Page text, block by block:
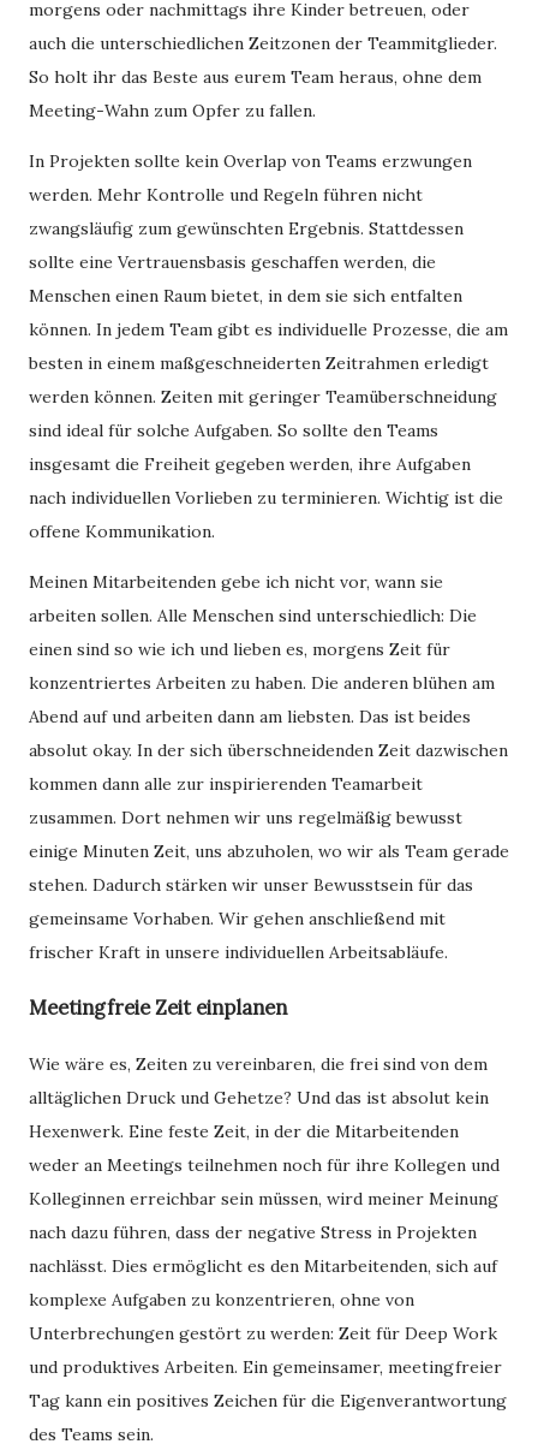
morgens oder nachmittags ihre Kinder betreuen, oder
auch die unterschiedlichen Zeitzonen der Teammitglieder.
So holt ihr das Beste aus eurem Team heraus, ohne dem
Meeting-Wahn zum Opfer zu fallen.
In Projekten sollte kein Overlap von Teams erzwungen
werden. Mehr Kontrolle und Regeln führen nicht
zwangsläufig zum gewünschten Ergebnis. Stattdessen
sollte eine Vertrauensbasis geschaffen werden, die
Menschen einen Raum bietet, in dem sie sich entfalten
können. In jedem Team gibt es individuelle Prozesse, die am
besten in einem maßgeschneiderten Zeitrahmen erledigt
werden können. Zeiten mit geringer Teamüberschneidung
sind ideal für solche Aufgaben. So sollte den Teams
insgesamt die Freiheit gegeben werden, ihre Aufgaben
nach individuellen Vorlieben zu terminieren. Wichtig ist die
offene Kommunikation.
Meinen Mitarbeitenden gebe ich nicht vor, wann sie
arbeiten sollen. Alle Menschen sind unterschiedlich: Die
einen sind so wie ich und lieben es, morgens Zeit für
konzentriertes Arbeiten zu haben. Die anderen blühen am
Abend auf und arbeiten dann am liebsten. Das ist beides
absolut okay. In der sich überschneidenden Zeit dazwischen
kommen dann alle zur inspirierenden Teamarbeit
zusammen. Dort nehmen wir uns regelmäßig bewusst
einige Minuten Zeit, uns abzuholen, wo wir als Team gerade
stehen. Dadurch stärken wir unser Bewusstsein für das
gemeinsame Vorhaben. Wir gehen anschließend mit
frischer Kraft in unsere individuellen Arbeitsabläufe.
Meetingfreie Zeit einplanen
Wie wäre es, Zeiten zu vereinbaren, die frei sind von dem
alltäglichen Druck und Gehetze? Und das ist absolut kein
Hexenwerk. Eine feste Zeit, in der die Mitarbeitenden
weder an Meetings teilnehmen noch für ihre Kollegen und
Kolleginnen erreichbar sein müssen, wird meiner Meinung
nach dazu führen, dass der negative Stress in Projekten
nachlässt. Dies ermöglicht es den Mitarbeitenden, sich auf
komplexe Aufgaben zu konzentrieren, ohne von
Unterbrechungen gestört zu werden: Zeit für Deep Work
und produktives Arbeiten. Ein gemeinsamer, meetingfreier
Tag kann ein positives Zeichen für die Eigenverantwortung
des Teams sein.